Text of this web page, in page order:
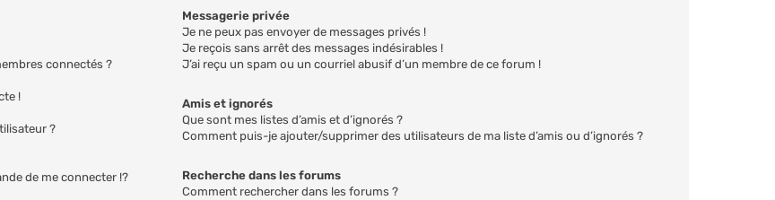
connectés ?
!
?
de me connecter !?
Messagerie privée
Je ne peux pas envoyer de messages privés !
Je reçois sans arrêt des messages indésirables !
J’ai reçu un spam ou un courriel abusif d’un membre de ce forum !
Amis et ignorés
Que sont mes listes d’amis et d’ignorés ?
Comment puis-je ajouter/supprimer des utilisateurs de ma liste d’amis ou d’ignorés ?
Recherche dans les forums
Comment rechercher dans les forums ?